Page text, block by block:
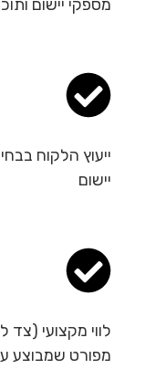
מספקי יישום
ייעוץ הלקוח
יישום
לווי מקצועי (צד
מפורט שמבוצע